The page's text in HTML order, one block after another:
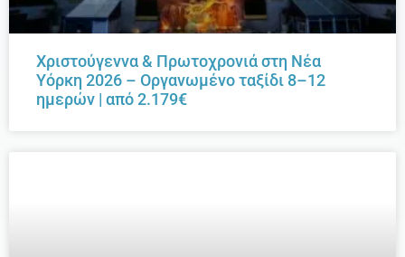
Χριστούγεννα & Πρωτοχρονιά στη Νέα
Υόρκη 2026 – Οργανωμένο ταξίδι 8–12
ημερών | από 2.179€